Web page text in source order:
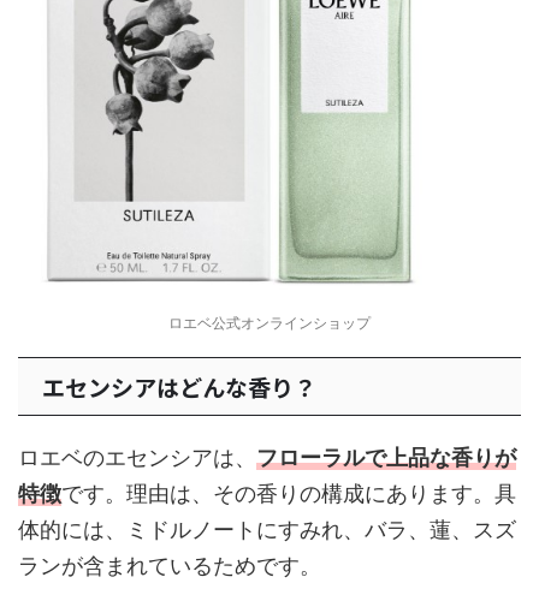
ロエベ公式オンラインショップ
エセンシアはどんな香り？
ロエベのエセンシアは、 フローラルで上品な香りが
特徴です。理由は、その香りの構成にあります。具
体的には、ミドルノートにすみれ、バラ、蓮、スズ
ランが含まれているためです。